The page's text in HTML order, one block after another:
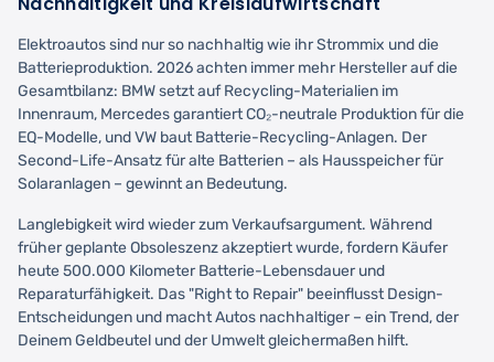
Elektroautos sind nur so nachhaltig wie ihr Strommix und die
Batterieproduktion. 2026 achten immer mehr Hersteller auf die
Gesamtbilanz: BMW setzt auf Recycling-Materialien im
Innenraum, Mercedes garantiert CO₂-neutrale Produktion für die
EQ-Modelle, und VW baut Batterie-Recycling-Anlagen. Der
Second-Life-Ansatz für alte Batterien – als Hausspeicher für
Solaranlagen – gewinnt an Bedeutung.
Langlebigkeit wird wieder zum Verkaufsargument. Während
früher geplante Obsoleszenz akzeptiert wurde, fordern Käufer
heute 500.000 Kilometer Batterie-Lebensdauer und
Reparaturfähigkeit. Das "Right to Repair" beeinflusst Design-
Entscheidungen und macht Autos nachhaltiger – ein Trend, der
Deinem Geldbeutel und der Umwelt gleichermaßen hilft.